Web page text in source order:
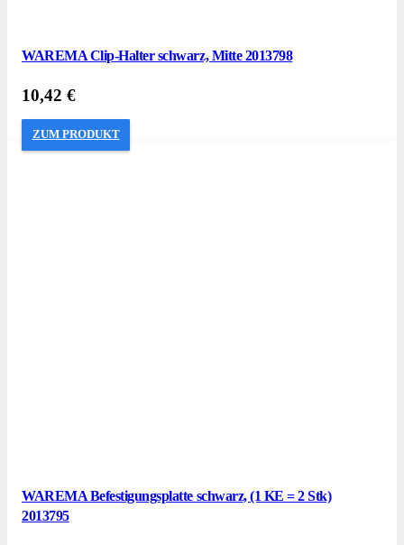
WAREMA Clip-Halter schwarz, Mitte 2013798
10,42 €
ZUM PRODUKT
WAREMA Befestigungsplatte schwarz, (1 KE = 2 Stk)
2013795